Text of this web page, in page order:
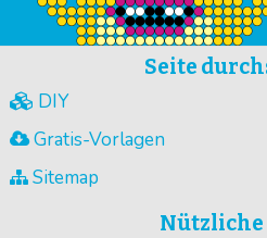
Seite
DIY
Gratis-Vorlagen
Sitemap